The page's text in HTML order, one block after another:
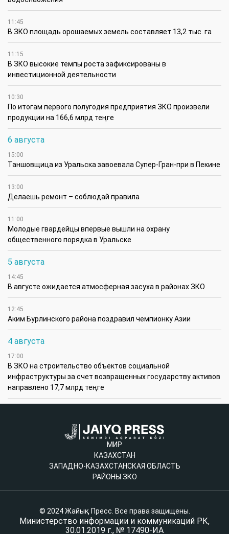
11:45
В ЗКО площадь орошаемых земель составляет 13,2 тыс. га
11:15
В ЗКО высокие темпы роста зафиксированы в
инвестиционной деятельности
10:30
По итогам первого полугодия предприятия ЗКО произвели
продукции на 166,6 млрд теңге
6 августа
15:00
Таншовщица из Уральска завоевала Супер-Гран-при в Пекине
13:00
Делаешь ремонт – соблюдай правила
11:00
Молодые гвардейцы впервые вышли на охрану
общественного порядка в Уральске
5 августа
14:45
В августе ожидается атмосферная засуха в районах ЗКО
12:45
Аким Бурлинского района поздравил чемпионку Азии
4 августа
17:00
В ЗКО на строительство объектов социальной
инфраструктуры за счет возвращенных государству активов
направлено 17,7 млрд теңге
МИР
КАЗАХСТАН
ЗАПАДНО-КАЗАХСТАНСКАЯ ОБЛАСТЬ
РАЙОНЫ ЗКО
© 2024 Жайық Пресс. Все права защищены.
Министерство информации и коммуникаций РК,
30.01.2019 г., № 17490-ИА